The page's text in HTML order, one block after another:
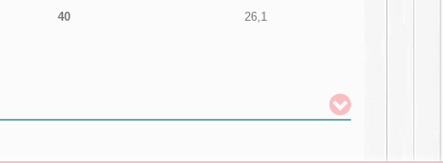
40
26,1